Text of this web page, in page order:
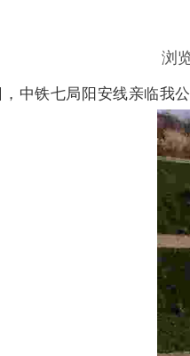
浏
中铁七局阳安线亲临我